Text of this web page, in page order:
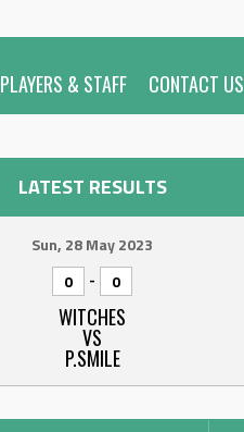
PLAYERS & STAFF CONTACT US
LATEST RESULTS
Sun, 28 May 2023
0
- 0
WITCHES
VS
P.SMILE